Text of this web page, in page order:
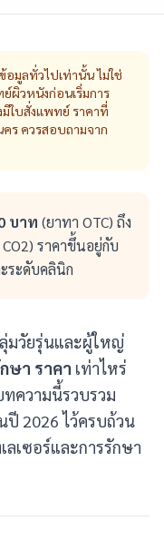
มูลทั่วไปเท่านั้น ไม่ใช่
ผิวหนังก่อนเริ่มการ
มีใบสั่งแพทย์ ราคาที่
ร ควรสอบถามจาก
บาท (ยาทา OTC) ถึง
ราคาขึ้นอยู่กับ
ระดับคลินิก
มวัยรุ่นและผู้ใหญ่
ษา ราคา เท่าไหร่
ความนี้รวบรวม
ปี 2026 ไว้ครบถ้วน
เซอร์และการรักษา